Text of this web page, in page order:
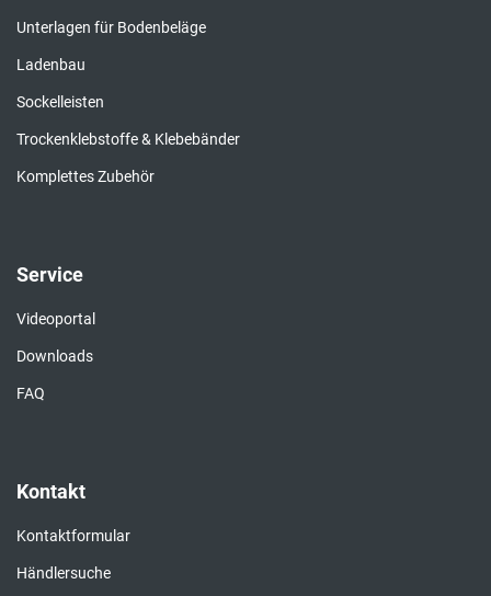
Unterlagen für Bodenbeläge
Ladenbau
Sockelleisten
Trockenklebstoffe & Klebebänder
Komplettes Zubehör
Service
Videoportal
Downloads
FAQ
Kontakt
Kontaktformular
Händlersuche